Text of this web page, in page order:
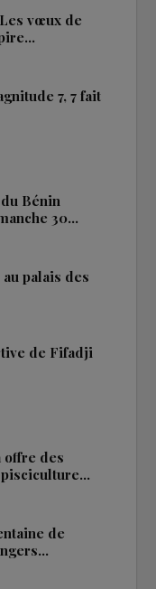
vœux de
7, 7 fait
du Bénin
30…
palais des
de Fifadji
offre des
de